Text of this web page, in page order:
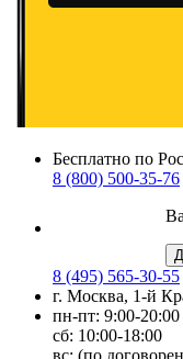
Бесплатно по
8 (800) 500-35-76
8 (495) 565-30-55
г. Москва, 1-й
пн-пт: 9:00-20:00
сб: 10:00-18:00